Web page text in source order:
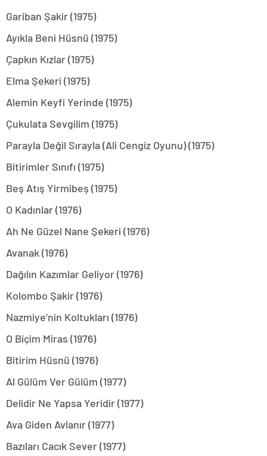
Gariban Şakir (1975)
Ayıkla Beni Hüsnü (1975)
Çapkın Kızlar (1975)
Elma Şekeri (1975)
Alemin Keyfi Yerinde (1975)
Çukulata Sevgilim (1975)
Parayla Değil Sırayla (Ali Cengiz Oyunu) (1975)
Bitirimler Sınıfı (1975)
Beş Atış Yirmibeş (1975)
O Kadınlar (1976)
Ah Ne Güzel Nane Şekeri (1976)
Avanak (1976)
Dağılın Kazımlar Geliyor (1976)
Kolombo Şakir (1976)
Nazmiye’nin Koltukları (1976)
O Biçim Miras (1976)
Bitirim Hüsnü (1976)
Al Gülüm Ver Gülüm (1977)
Delidir Ne Yapsa Yeridir (1977)
Ava Giden Avlanır (1977)
Bazıları Cacık Sever (1977)